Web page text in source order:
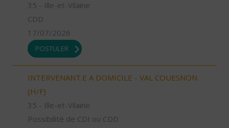
35 - Ille-et-Vilaine
CDD
17/07/2026
POSTULER
INTERVENANT.E A DOMICILE - VAL COUESNON
(H/F)
35 - Ille-et-Vilaine
Possibilité de CDI ou CDD